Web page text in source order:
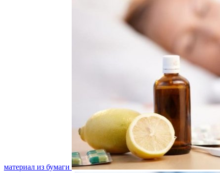
материал из бумаги